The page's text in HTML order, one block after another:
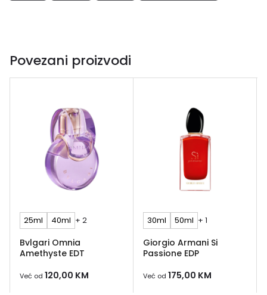
Povezani proizvodi
25ml 40ml + 2
Bvlgari Omnia
Amethyste EDT
Već od 120,00 KM
30ml 50ml + 1
Giorgio Armani Si
Passione EDP
Već od 175,00 KM